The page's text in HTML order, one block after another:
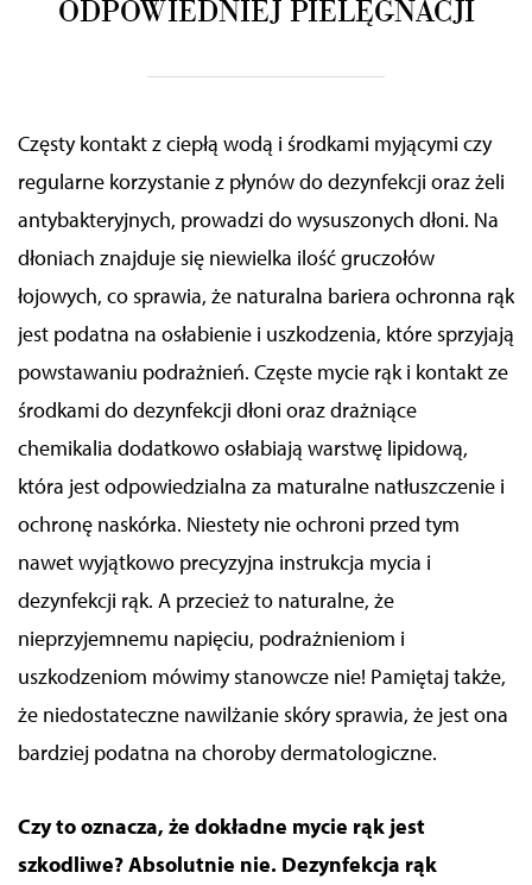
ODPOWIEDNIEJ PIELĘGNACJI
Częsty kontakt z ciepłą wodą i środkami myjącymi czy
regularne korzystanie z płynów do dezynfekcji oraz żeli
antybakteryjnych, prowadzi do wysuszonych dłoni. Na
dłoniach znajduje się niewielka ilość gruczołów
łojowych, co sprawia, że naturalna bariera ochronna rąk
jest podatna na osłabienie i uszkodzenia, któresprzyjają
powstawaniu podrażnień. Częste mycie rąk i kontakt ze
środkami do dezynfekcji dłoni oraz drażniące
chemikalia dodatkowo osłabiają warstwę lipidową,
która jest odpowiedzialna za maturalne natłuszczenie i
ochronę naskórka. Niestety nie ochroni przed tym
nawet wyjątkowo precyzyjna instrukcja mycia i
dezynfekcji rąk. A przecież to naturalne, że
nieprzyjemnemu napięciu, podrażnieniom i
uszkodzeniom mówimy stanowcze nie! Pamiętaj także,
że niedostateczne nawilżanie skóry sprawia, że jest ona
bardziej podatna na choroby dermatologiczne.
Czy to oznacza, że dokładne mycie rąk jest
szkodliwe? Absolutnie nie. Dezynfekcja rąk